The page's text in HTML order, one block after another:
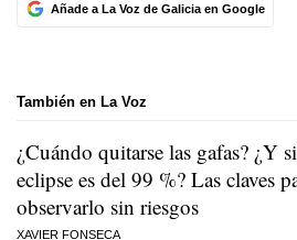
Añade a La Voz de Galicia en Google
También en La Voz
¿Cuándo quitarse las gafas? ¿Y
eclipse es del 99 %? Las claves
observarlo sin riesgos
XAVIER FONSECA